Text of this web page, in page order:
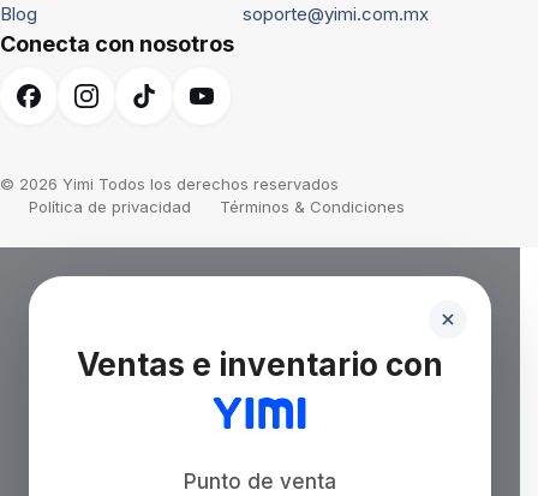
Blog
soporte@yimi.com.mx
Conecta con nosotros
© 2026 Yimi Todos los derechos reservados
Política de privacidad
Términos & Condiciones
Ventas e inventario con
Punto de venta